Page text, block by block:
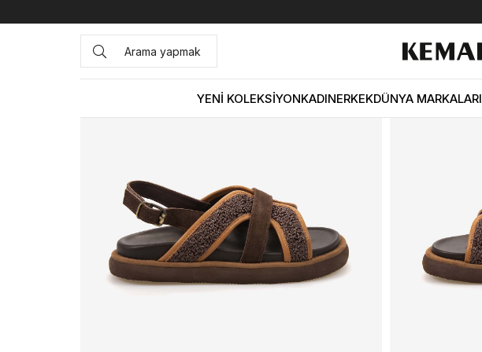
YENİ KOLEKSİYONKADINERKEKDÜNYA MARKALARI
Anasayfa KADIN AYAKKABI Sandalet Kemal Tanca Kadın Sandalet 5514